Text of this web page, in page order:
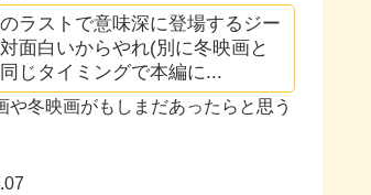
ラストで意味深に登場するジー
面白いからやれ(別に冬映画と
じタイミングで本編に...
や冬映画がもしまだあったらと思う